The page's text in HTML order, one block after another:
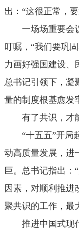
出：“这很正常，
一场场重要会
叮嘱，“我们要巩
力画好强国建设、
总书记引领下，凝
量的制度根基愈发
有了共识，才
“十五五”开局
动高质量发展，进
巨。总书记指出：
因素，对顺利推进
聚共识的工作，最
推进中国式现